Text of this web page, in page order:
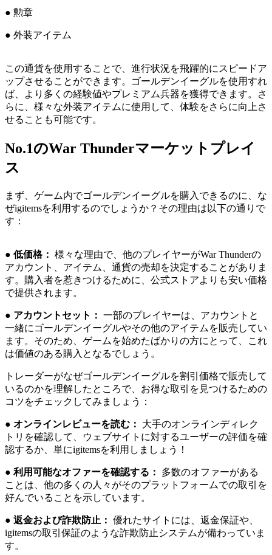
● 勲章
● 外装アイテム
この通貨を使用することで、進行状況を飛躍的にスピードア
ップさせることができます。ゴールデンイーグルを使用すれ
ば、より多くの経験値やプレミアム兵器を獲得できます。さ
らに、様々な外装アイテムに使用して、体験をさらに向上さ
せることも可能です。
No.1のWar Thunderマーケットプレイ
ス
まず、ゲーム内でゴールデンイーグルを購入できるのに、な
ぜigitemsを利用するのでしょうか？その理由は以下の通りで
す：
● 低価格： 様々な理由で、他のプレイヤーがWar Thunderの
アカウント、アイテム、通貨の売却を決定することがありま
す。購入者を惹きつけるために、公式ストアよりも安い価格
で提供されます。
● アカウントセット： 一部のプレイヤーは、アカウントと
一緒にゴールデンイーグルやその他のアイテムを販売してい
ます。そのため、ゲームを始めたばかりの方にとって、これ
は価値のある購入となるでしょう。
トレーダーがなぜゴールデンイーグルを割引価格で販売して
いるのかを理解したところで、お得な取引を見つけるための
コツをチェックしてみましょう：
● オンラインレビューを読む：
大手のオンラインディレク
トリを確認して、ウェブサイトに対するユーザーの評価を確
認するか、単にigitemsを利用しましょう！
● 利用可能なオファーを確認する：
多数のオファーがある
ことは、他の多くの人々がそのプラットフォームでの取引を
好んでいることを示しています。
● 返金および詐欺防止： 優れたサイトには、返金保証や、
igitemsの取引保証のような詐欺防止システムが備わっていま
す。